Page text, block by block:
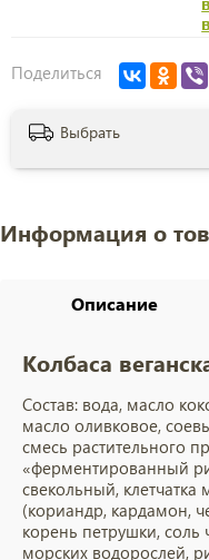
Поделиться
Выбрать
Информация о
Описание
Колбаса
Состав: вода, масло
масло оливковое,
смесь растительного
«ферментированный
свекольный,
(кориандр, кардамон,
корень петрушки, соль
морских водорослей,